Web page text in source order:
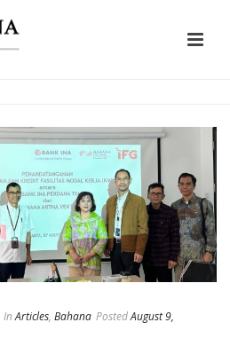
In Articles, Bahana PostedAugust 9,